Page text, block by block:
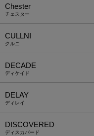
Chester
チェスター
CULLNI
クルニ
DECADE
ディケイド
DELAY
ディレイ
DISCOVERED
ディスカバード